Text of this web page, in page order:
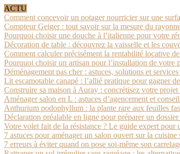
ACTU
Comment concevoir un potager nourricier sur une
Compteur Geiger : tout savoir sur la mesure du
Pourquoi choisir une douche à l’italienne pour votre
Décoration de table : découvrez la vaisselle et les
Comment calculer précisément la rentabilité locative
Pourquoi choisir un artisan pour l’installation de votre
Déménagement pas cher : astuces, solutions et
Lit escamotable canapé : l’allié pratique pour gagner
Construire sa maison à Auray : concrétisez votre
Aménager salon en L : astuces d’agencement et
Anthurium podophyllum : la plante rare aux feuilles
Déclaration préalable en ligne pour préparer un
Votre volet fait de la résistance ? Le guide expert pour
7 astuces pour aménager un salon ouvert sur la cuisine
7 erreurs à éviter quand on pose soi-même son